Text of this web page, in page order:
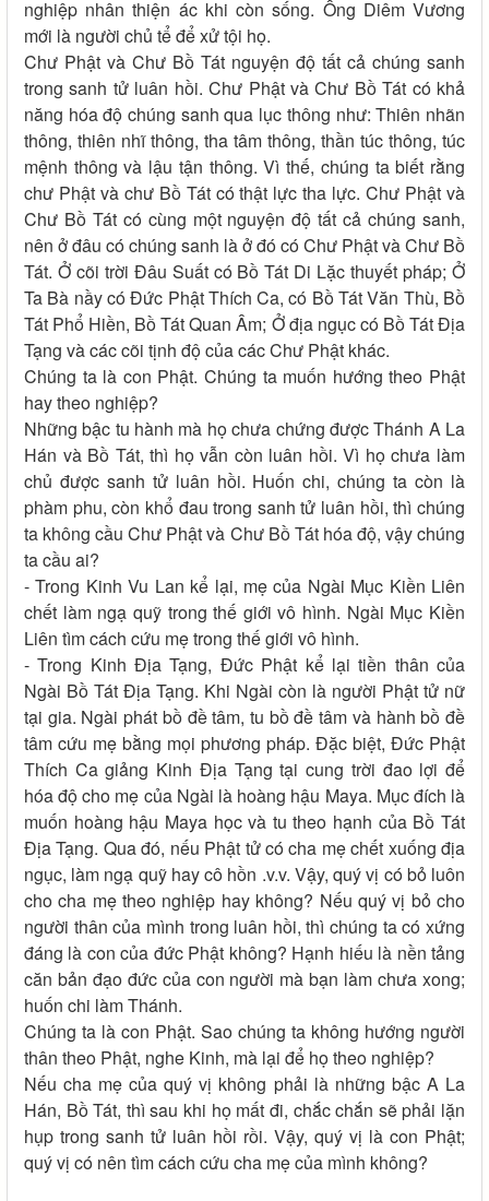
nghiệp nhân thiện ác khi còn sống. Ông Diêm Vương
mới là người chủ tể để xử tội họ.
Chư Phật và Chư Bồ Tát nguyện độ tất cả chúng sanh
trong sanh tử luân hồi. Chư Phật và Chư Bồ Tát có khả
năng hóa độ chúng sanh qua lục thông như: Thiên nhãn
thông, thiên nhĩ thông, tha tâm thông, thần túc thông, túc
mệnh thông và lậu tận thông. Vì thế, chúng ta biết rằng
chư Phật và chư Bồ Tát có thật lực tha lực. Chư Phật và
Chư Bồ Tát có cùng một nguyện độ tất cả chúng sanh,
nên ở đâu có chúng sanh là ở đó có Chư Phật và Chư Bồ
Tát. Ở cõi trời Đâu Suất có Bồ Tát Di Lặc thuyết pháp; Ở
Ta Bà nầy có Đức Phật Thích Ca, có Bồ Tát Văn Thù, Bồ
Tát Phổ Hiền, Bồ Tát Quan Âm; Ở địa ngục có Bồ Tát Địa
Tạng và các cõi tịnh độ của các Chư Phật khác.
Chúng ta là con Phật. Chúng ta muốn hướng theo Phật
hay theo nghiệp?
Những bậc tu hành mà họ chưa chứng được Thánh A La
Hán và Bồ Tát, thì họ vẫn còn luân hồi. Vì họ chưa làm
chủ được sanh tử luân hồi. Huốn chi, chúng ta còn là
phàm phu, còn khổ đau trong sanh tử luân hồi, thì chúng
ta không cầu Chư Phật và Chư Bồ Tát hóa độ, vậy chúng
ta cầu ai?
- Trong Kinh Vu Lan kể lại, mẹ của Ngài Mục Kiền Liên
chết làm ngạ quỹ trong thế giới vô hình. Ngài Mục Kiền
Liên tìm cách cứu mẹ trong thế giới vô hình.
- Trong Kinh Địa Tạng, Đức Phật kể lại tiền thân của
Ngài Bồ Tát Địa Tạng. Khi Ngài còn là người Phật tử nữ
tại gia. Ngài phát bồ đề tâm, tu bồ đề tâm và hành bồ đề
tâm cứu mẹ bằng mọi phương pháp. Đặc biệt, Đức Phật
Thích Ca giảng Kinh Địa Tạng tại cung trời đao lợi để
hóa độ cho mẹ của Ngài là hoàng hậu Maya. Mục đích là
muốn hoàng hậu Maya học và tu theo hạnh của Bồ Tát
Địa Tạng. Qua đó, nếu Phật tử có cha mẹ chết xuống địa
ngục, làm ngạ quỹ hay cô hồn .v.v. Vậy, quý vị có bỏ luôn
cho cha mẹ theo nghiệp hay không? Nếu quý vị bỏ cho
người thân của mình trong luân hồi, thì chúng ta có xứng
đáng là con của đức Phật không? Hạnh hiếu là nền tảng
căn bản đạo đức của con người mà bạn làm chưa xong;
huốn chi làm Thánh.
Chúng ta là con Phật. Sao chúng ta không hướng người
thân theo Phật, nghe Kinh, mà lại để họ theo nghiệp?
Nếu cha mẹ của quý vị không phải là những bậc A La
Hán, Bồ Tát, thì sau khi họ mất đi, chắc chắn sẽ phải lặn
hụp trong sanh tử luân hồi rồi. Vậy, quý vị là con Phật;
quý vị có nên tìm cách cứu cha mẹ của mình không?